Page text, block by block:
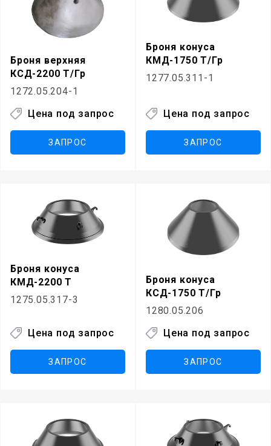
Броня верхняя
КСД-2200 Т/Гр
1272.05.204-1
Цена под запрос
ЗАПРОС
Броня конуса
КМД-1750 Т/Гр
1277.05.311-1
Цена под запрос
ЗАПРОС
Броня конуса
КМД-2200 Т
1275.05.317-3
Цена под запрос
ЗАПРОС
Броня конуса
КСД-1750 Т/Гр
1280.05.206
Цена под запрос
ЗАПРОС